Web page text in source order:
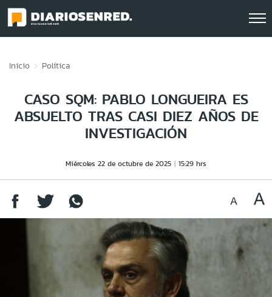
Inicio Política
CASO SQM: PABLO LONGUEIRA ES
ABSUELTO TRAS CASI DIEZ AÑOS DE
INVESTIGACIÓN
Miércoles 22 de octubre de 2025 15:29 hrs